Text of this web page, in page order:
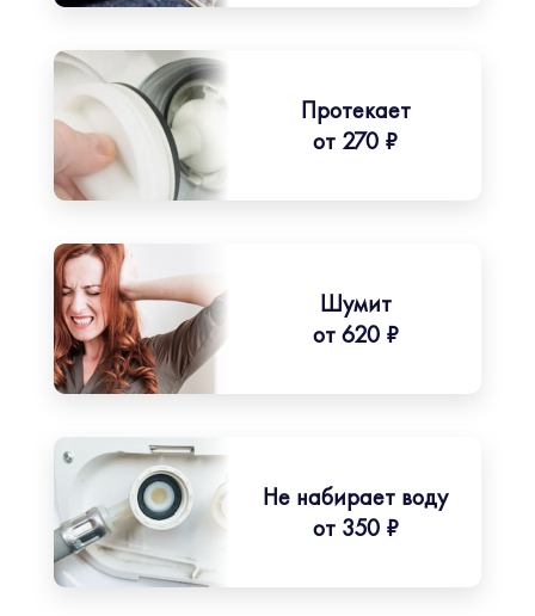
Протекает
от 270 ₽
Шумит
от 620 ₽
Не набирает воду
от 350 ₽